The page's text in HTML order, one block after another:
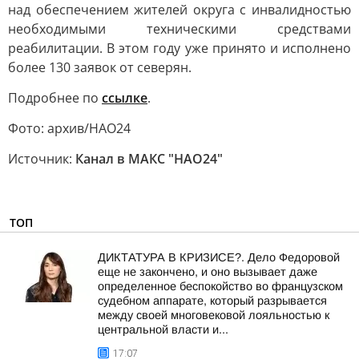
над обеспечением жителей округа с инвалидностью
необходимыми техническими средствами
реабилитации. В этом году уже принято и исполнено
более 130 заявок от северян.
Подробнее по ссылке.
Фото: архив/НАО24
Источник: Канал в МАКС "НАО24"
ТОП
ДИКТАТУРА В КРИЗИСЕ?. Дело Федоровой
еще не закончено, и оно вызывает даже
определенное беспокойство во французском
судебном аппарате, который разрывается
между своей многовековой лояльностью к
центральной власти и...
17:07